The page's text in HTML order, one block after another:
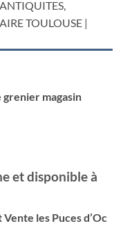
TOULOUSE |
grenier magasin
et disponible à
les Puces d’Oc